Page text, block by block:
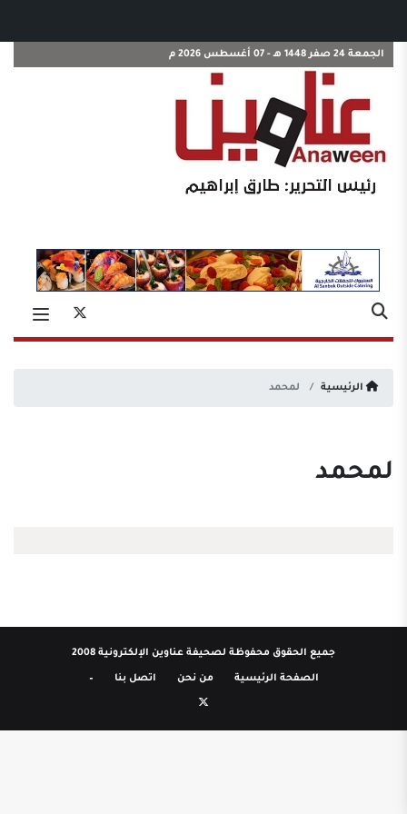
الجمعة 24 صفر 1448 هـ - 07 أغسطس 2026 م
الرئيسية لمحمد
لمحمد
جميع الحقوق محفوظة لصحيفة عناوين الإلكترونية 2008
الصفحة الرئيسية من نحن اتصل بنا –